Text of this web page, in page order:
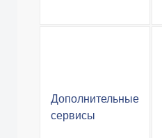
Дополнительные
сервисы